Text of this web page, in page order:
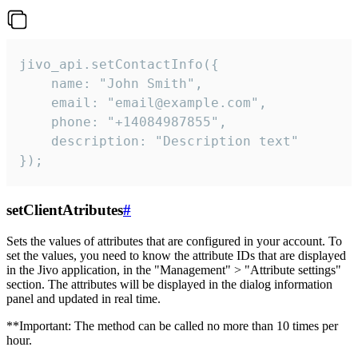
jivo_api.setContactInfo({
    name: "John Smith",
    email: "email@example.com",
    phone: "+14084987855",
    description: "Description text"
});
setClientAtributes#
Sets the values ​​of attributes that are configured in your account. To
set the values, you need to know the attribute IDs that are displayed
in the Jivo application, in the "Management" > "Attribute settings"
section. The attributes will be displayed in the dialog information
panel and updated in real time.
**Important: The method can be called no more than 10 times per
hour.